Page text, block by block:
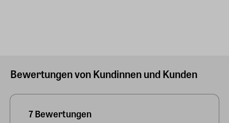
Bewertungen von Kundinnen und Kunden
7 Bewertungen